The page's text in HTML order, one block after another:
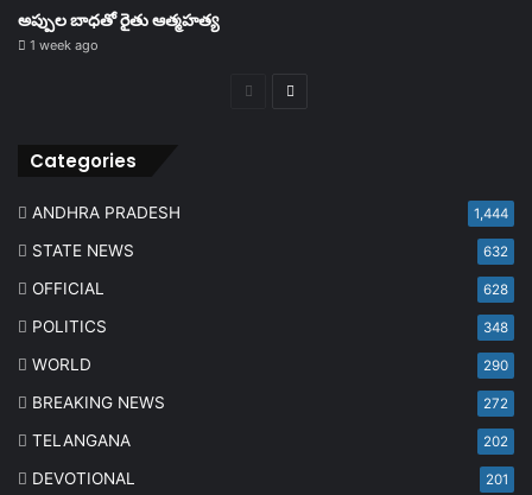
అప్పుల బాధతో రైతు ఆత్మహత్య
1 week ago
PreviousNext
Categories
ANDHRA PRADESH 1,444
STATE NEWS 632
OFFICIAL 628
POLITICS 348
WORLD 290
BREAKING NEWS 272
TELANGANA 202
DEVOTIONAL 201